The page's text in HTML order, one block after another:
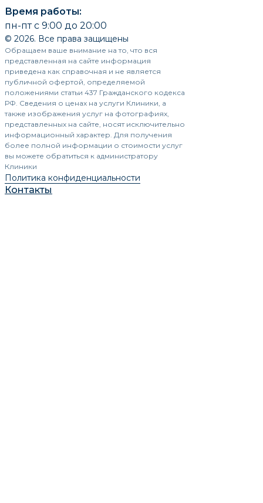
Время работы:
пн-пт с 9:00 до 20:00
© 2026. Все права защищены
Обращаем ваше внимание на то, что вся
представленная на сайте информация
приведена как справочная и не является
публичной офертой, определяемой
положениями статьи 437 Гражданского кодекса
РФ. Сведения о ценах на услуги Клиники, а
также изображения услуг на фотографиях,
представленных на сайте, носят исключительно
информационный характер. Для получения
более полной информации о стоимости услуг
вы можете обратиться к администратору
Клиники
Политика конфиденциальности
Контакты